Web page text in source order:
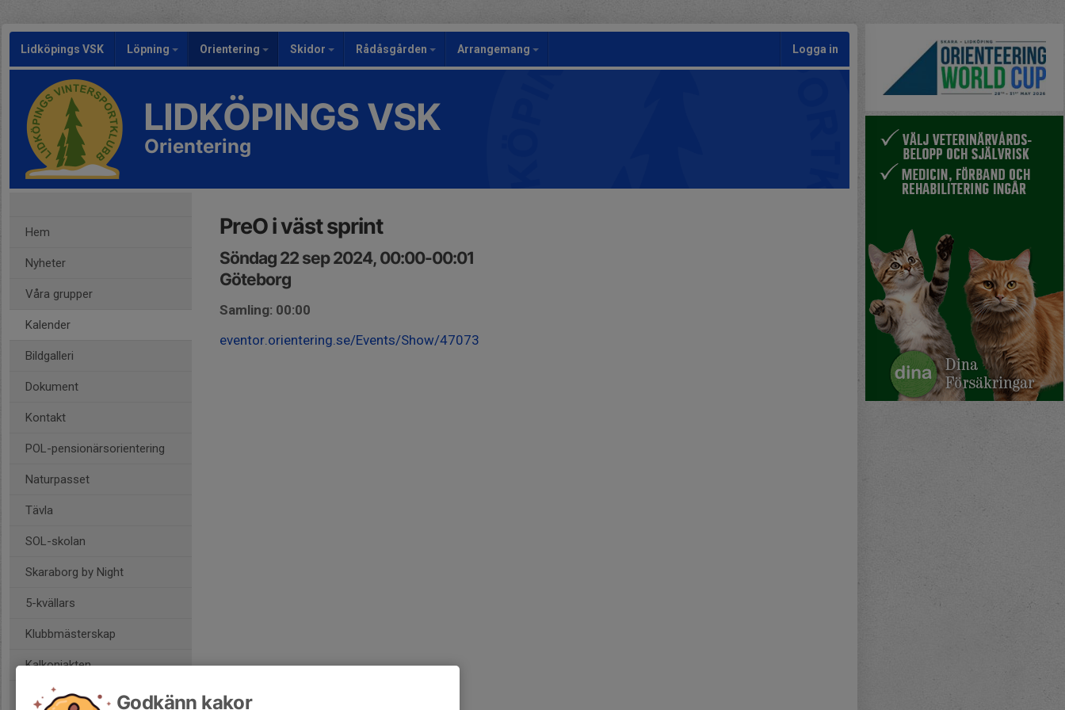
Lidköpings VSK Löpning Orientering Skidor Rådåsgården Arrangemang Logga in
LIDKÖPINGS VSK
Orientering
Hem
Nyheter
Våra grupper
Kalender
Bildgalleri
Dokument
Kontakt
POL-pensionärsorientering
Naturpasset
Tävla
SOL-skolan
Skaraborg by Night
5-kvällars
Klubbmästerskap
Kalkonjakten
Klubbpoängen
PreO i väst sprint
Söndag 22 sep 2024, 00:00-00:01
Göteborg
Samling: 00:00
eventor.orientering.se/Events/Show/47073
Godkänn kakor